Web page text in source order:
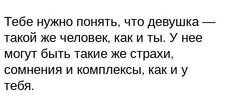
Тебе нужно понять, что девушка —
такой же человек, как и ты. У нее
могут быть такие же страхи,
сомнения и комплексы, как и у
тебя.